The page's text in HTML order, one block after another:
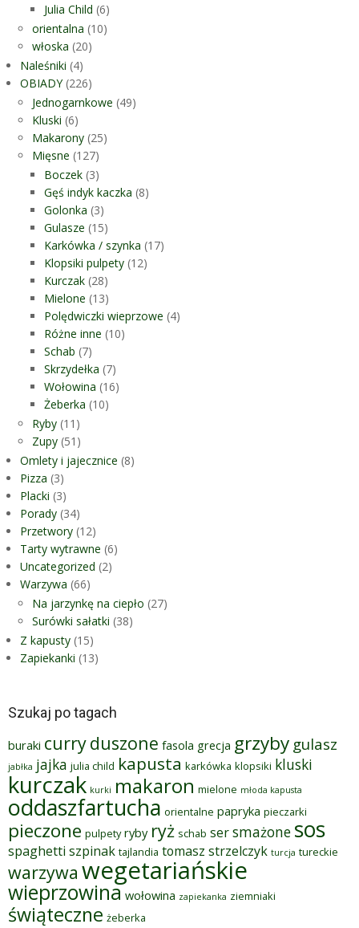
Julia Child (6)
orientalna (10)
włoska (20)
Naleśniki (4)
OBIADY(226)
Jednogarnkowe (49)
Kluski (6)
Makarony (25)
Mięsne (127)
Boczek (3)
Gęś indyk kaczka (8)
Golonka (3)
Gulasze (15)
Karkówka / szynka (17)
Klopsiki pulpety (12)
Kurczak (28)
Mielone (13)
Polędwiczki wieprzowe (4)
Różne inne (10)
Schab (7)
Skrzydełka (7)
Wołowina (16)
Żeberka (10)
Ryby (11)
Zupy (51)
Omlety i jajecznice (8)
Pizza (3)
Placki (3)
Porady (34)
Przetwory (12)
Tarty wytrawne (6)
Uncategorized (2)
Warzywa (66)
Na jarzynkę na ciepło (27)
Surówki sałatki (38)
Z kapusty (15)
Zapiekanki (13)
Szukaj po tagach
buraki curryduszone fasola grecja grzyby gulasz
jabłka jajka julia child kapusta karkówka klopsiki kluski
kurczak kurki makaron mielone młoda kapusta
oddaszfartucha orientalne papryka pieczarki
pieczone pulpety ryby ryż schab sersmażone sos
spaghetti szpinak tajlandia tomasz strzelczyk turcja tureckie
warzywa wegetariańskie
wieprzowina wołowina zapiekanka ziemniaki
świąteczne żeberka